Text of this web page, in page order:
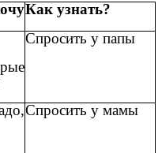
Как узнать?
Спросить у папы
Спросить у мамы